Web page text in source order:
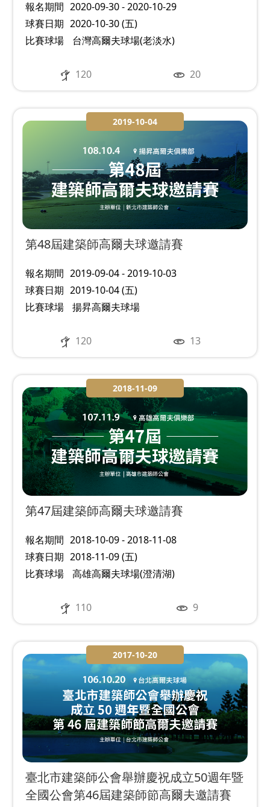
報名期間 2020-09-30 - 2020-10-29
球賽日期 2020-10-30 (五)
比賽球場
台灣高爾夫球場(老淡水)
120 20
2019-10-04
第48屆建築師高爾夫球邀請賽
報名期間 2019-09-04 - 2019-10-03
球賽日期 2019-10-04 (五)
比賽球場
揚昇高爾夫球場
120 13
2018-11-09
第47屆建築師高爾夫球邀請賽
報名期間 2018-10-09 - 2018-11-08
球賽日期 2018-11-09 (五)
比賽球場
高雄高爾夫球場(澄清湖)
110 9
2017-10-20
臺北市建築師公會舉辦慶祝成立50週年暨
全國公會第46屆建築師節高爾夫邀請賽